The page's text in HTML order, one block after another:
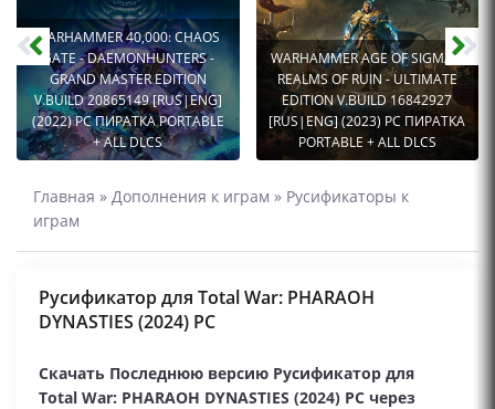
WARHAMMER 40,000: CHAOS
GATE - DAEMONHUNTERS -
GRAND MASTER EDITION
V.BUILD 20865149 [RUS|ENG]
(2022) PC ПИРАТКА PORTABLE
+ ALL DLCS
WARHAMMER AGE OF SIGMAR:
REALMS OF RUIN - ULTIMATE
EDITION V.BUILD 16842927
[RUS|ENG] (2023) PC ПИРАТКА
PORTABLE + ALL DLCS
Главная » Дополнения к играм » Русификаторы к
играм
Русификатор для Total War: PHARAOH
DYNASTIES (2024) PC
Скачать Последнюю версию Русификатор для
Total War: PHARAOH DYNASTIES (2024) PC через